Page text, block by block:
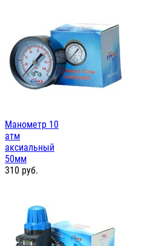
Манометр 10
атм
аксиальный
50мм
310 руб.